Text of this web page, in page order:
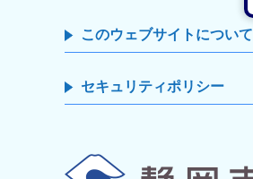
このウェブサイトについて
セキュリティポリシー